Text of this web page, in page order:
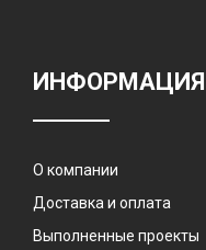
ИНФОРМАЦИЯ
О компании
Доставка и оплата
Выполненные проекты